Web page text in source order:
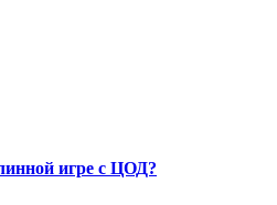
игре с ЦОД?